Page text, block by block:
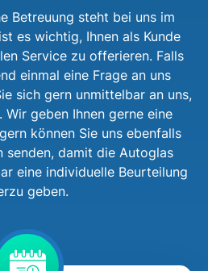
Betreuung steht bei uns im
es wichtig, Ihnen als Kunde
Service zu offerieren. Falls
einmal eine Frage an uns
sich gern unmittelbar an uns,
geben Ihnen gerne eine
können Sie uns ebenfalls
senden, damit die Autoglas
eine individuelle Beurteilung
geben.